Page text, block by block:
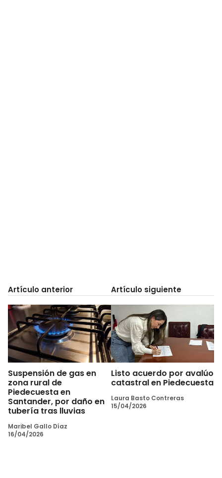
Artículo anterior
Suspensión de gas en
zona rural de
Piedecuesta en
Santander, por daño en
tubería tras lluvias
Maribel Gallo Díaz
16/04/2026
Artículo siguiente
Listo acuerdo por avalúo
catastral en Piedecuesta
Laura Basto Contreras
15/04/2026